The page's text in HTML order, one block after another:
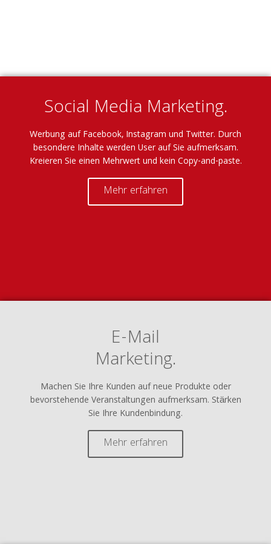
Social Media Marketing.
Werbung auf Facebook, Instagram und Twitter. Durch
besondere Inhalte werden User auf Sie aufmerksam.
Kreieren Sie einen Mehrwert und kein Copy-and-paste.
Mehr erfahren
E-Mail
Marketing.
Machen Sie Ihre Kunden auf neue Produkte oder
bevorstehende Veranstaltungen aufmerksam. Stärken
Sie Ihre Kundenbindung.
Mehr erfahren